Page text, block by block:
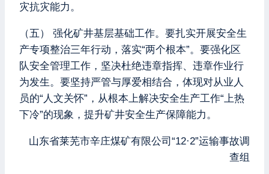
灾抗灾能力。
（五） 强化矿井基层基础工作。要扎实开展安全生
产专项整治三年行动，落实“两个根本”。要强化区
队安全管理工作，坚决杜绝违章指挥、违章作业行
为发生。要坚持严管与厚爱相结合，体现对从业人
员的“人文关怀”，从根本上解决安全生产工作“上热
下冷”的现象，提升矿井安全生产保障能力。
山东省莱芜市辛庄煤矿有限公司“12·2”运输事故调
查组